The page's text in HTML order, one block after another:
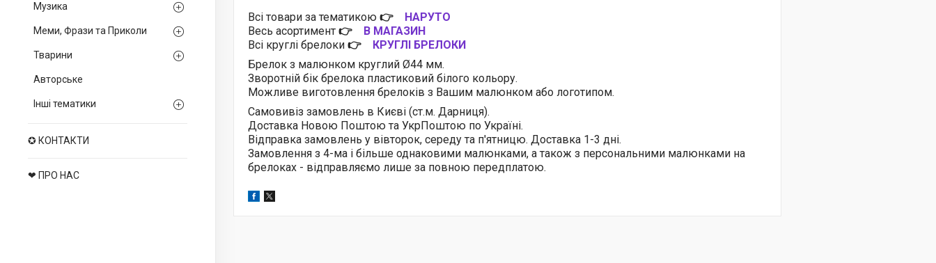
Музика
Меми, Фрази та Приколи
Тварини
Авторське
Інші тематики
✪ КОНТАКТИ
❤ ПРО НАС
Всі товари за тематикою 👉
НАРУТО
Весь асортимент 👉
В МАГАЗИН
Всі круглі брелоки 👉
КРУГЛІ БРЕЛОКИ
Брелок з малюнком круглий Ø44 мм.
Зворотній бік брелока пластиковий білого кольору.
Можливе виготовлення брелоків з Вашим малюнком або логотипом.
Самовивіз замовлень в Києві (ст.м. Дарниця).
Доставка Новою Поштою та УкрПоштою по Україні.
Відправка замовлень у вівторок, середу та п'ятницю. Доставка 1-3 дні.
Замовлення з 4-ма і більше однаковими малюнками, а також з персональними малюнками на
брелоках - відправляємо лише за повною передплатою.